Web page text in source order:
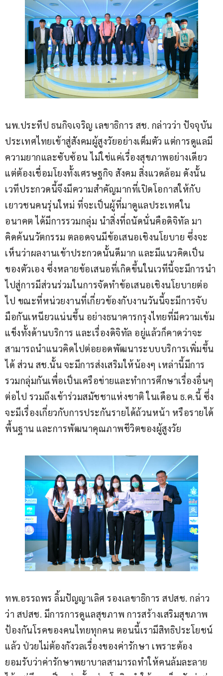
นพ.ประทีป ธนกิจเจริญ เลขาธิการ สช. กล่าวว่า ปัจจุบัน
ประเทศไทยเข้าสู่สังคมผู้สูงวัยอย่างเต็มตัว แต่การดูแลมี
ความยากและซับซ้อน ไม่ใช่แค่เรื่องสุขภาพอย่างเดียว
แต่ต้องเชื่อมโยงทั้งเศรษฐกิจ สังคม สิ่งแวดล้อม ดังนั้น
เวทีประกวดนี้จึงมีความสำคัญมากที่เปิดโอกาสให้กับ
เยาวชนคนรุ่นใหม่ ที่จะเป็นผู้ที่มาดูแลประเทศใน
อนาคต ได้มีการรวมกลุ่ม นำสิ่งที่ถนัดนั่นคือดิจิทัล มา
คิดค้นนวัตกรรม ตลอดจนมีข้อเสนอเชิงนโยบาย ซึ่งจะ
เห็นว่าผลงานเข้าประกวดนั้นดีมาก และมีแนวคิดเป็น
ของตัวเอง ซึ่งหลายข้อเสนอที่เกิดขึ้นในเวทีนี้จะมีการนำ
ไปสู่การมีส่วนร่วมในการจัดทำข้อเสนอเชิงนโยบายต่อ
ไป ขณะที่หน่วยงานที่เกี่ยวข้องกับงานวันนี้จะมีการจับ
มือกันเหนียวแน่นขึ้น อย่างธนาคารกรุงไทยที่มีความเข้ม
แข็งทั้งด้านบริการ และเรื่องดิจิทัล อยู่แล้วก็คาดว่าจะ
สามารถนำแนวคิดไปต่อยอดพัฒนาระบบบริการเพิ่มขึ้น
ได้ ส่วน สช.นั้น จะมีการส่งเสริมให้น้องๆ เหล่านี้มีการ
รวมกลุ่มกันเพื่อเป็นเครือข่ายและทำการศึกษาเรื่องอื่นๆ
ต่อไป รวมถึงเข้าร่วมสมัชชาแห่งชาติ ในเดือน ธ.ค.นี้ ซึ่ง
จะมีเรื่องเกี่ยวกับการประกันรายได้ถ้วนหน้า หรือรายได้
พื้นฐาน และการพัฒนาคุณภาพชีวิตของผู้สูงวัย
ทพ.อรรถพร ลิ้มปัญญาเลิศ รองเลขาธิการ สปสช. กล่าว
ว่า สปสช. มีการการดูแลสุขภาพ การสร้างเสริมสุขภาพ
ป้องกันโรคของคนไทยทุกคน ตอนนี้เรามีสิทธิประโยชน์
แล้ว ป่วยไม่ต้องกังวลเรื่องของค่ารักษา เพราะต้อง
ยอมรับว่าค่ารักษาพยาบาลสามารถทำให้คนล้มละลาย